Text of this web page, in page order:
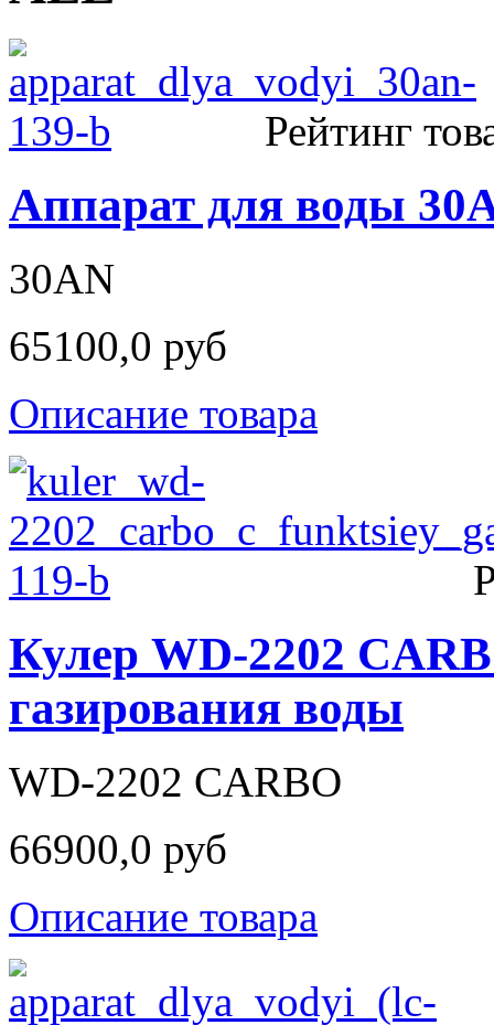
Рейтинг
Аппарат для воды
30AN
65100,0 руб
Описание товара
Кулер WD-2202
газирования воды
WD-2202 CARBO
66900,0 руб
Описание товара